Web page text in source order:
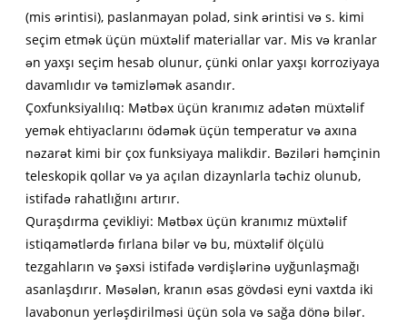
(mis ərintisi), paslanmayan polad, sink ərintisi və s. kimi
seçim etmək üçün müxtəlif materiallar var. Mis və kranlar
ən yaxşı seçim hesab olunur, çünki onlar yaxşı korroziyaya
davamlıdır və təmizləmək asandır.
Çoxfunksiyalılıq: Mətbəx üçün kranımız adətən müxtəlif
yemək ehtiyaclarını ödəmək üçün temperatur və axına
nəzarət kimi bir çox funksiyaya malikdir. Bəziləri həmçinin
teleskopik qollar və ya açılan dizaynlarla təchiz olunub,
istifadə rahatlığını artırır.
Quraşdırma çevikliyi: Mətbəx üçün kranımız müxtəlif
istiqamətlərdə fırlana bilər və bu, müxtəlif ölçülü
tezgahların və şəxsi istifadə vərdişlərinə uyğunlaşmağı
asanlaşdırır. Məsələn, kranın əsas gövdəsi eyni vaxtda iki
lavabonun yerləşdirilməsi üçün sola və sağa dönə bilər.